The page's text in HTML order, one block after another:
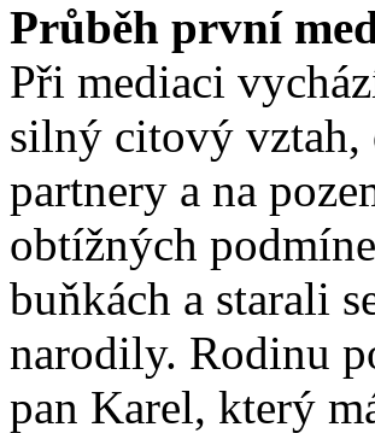
Průběh první
Při mediaci
silný citový vztah,
partnery a na
obtížných
buňkách a starali
narodily. Rodinu
pan Karel, který